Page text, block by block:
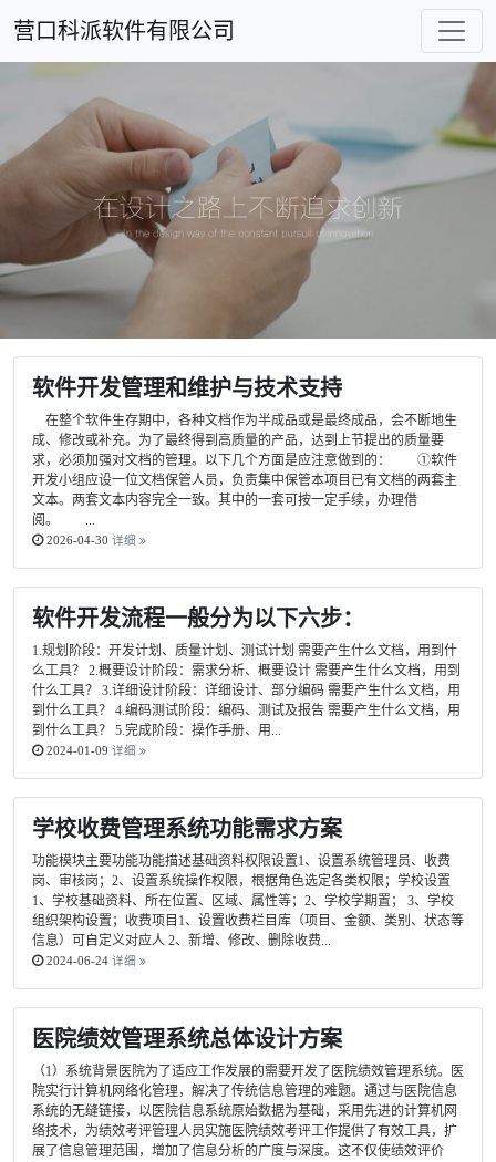
营口科派软件有限公司
软件开发管理和维护与技术支持
在整个软件生存期中，各种文档作为半成品或是最终成品，会不断地生
成、修改或补充。为了最终得到高质量的产品，达到上节提出的质量要
求，必须加强对文档的管理。以下几个方面是应注意做到的： ①软件
开发小组应设一位文档保管人员，负责集中保管本项目已有文档的两套主
文本。两套文本内容完全一致。其中的一套可按一定手续，办理借
阅。 ...
2026-04-30 详细
软件开发流程一般分为以下六步：
1.规划阶段：开发计划、质量计划、测试计划 需要产生什么文档，用到什
么工具？ 2.概要设计阶段：需求分析、概要设计 需要产生什么文档，用到
什么工具？ 3.详细设计阶段：详细设计、部分编码 需要产生什么文档，用
到什么工具？ 4.编码测试阶段：编码、测试及报告 需要产生什么文档，用
到什么工具？ 5.完成阶段：操作手册、用...
2024-01-09 详细
学校收费管理系统功能需求方案
功能模块主要功能功能描述基础资料权限设置1、设置系统管理员、收费
岗、审核岗；2、设置系统操作权限，根据角色选定各类权限；学校设置
1、学校基础资料、所在位置、区域、属性等；2、学校学期置； 3、学校
组织架构设置；收费项目1、设置收费栏目库（项目、金额、类别、状态等
信息）可自定义对应人 2、新增、修改、删除收费...
2024-06-24 详细
医院绩效管理系统总体设计方案
（1）系统背景医院为了适应工作发展的需要开发了医院绩效管理系统。医
院实行计算机网络化管理，解决了传统信息管理的难题。通过与医院信息
系统的无缝链接，以医院信息系统原始数据为基础，采用先进的计算机网
络技术，为绩效考评管理人员实施医院绩效考评工作提供了有效工具，扩
展了信息管理范围，增加了信息分析的广度与深度。这不仅使绩效评价